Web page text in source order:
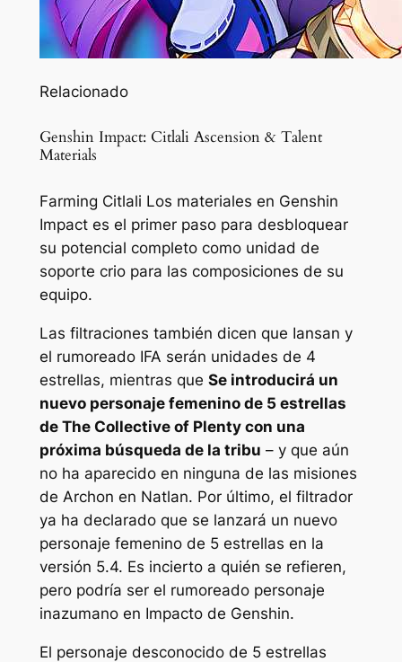
Relacionado
Genshin Impact: Citlali Ascension & Talent
Materials
Farming Citlali Los materiales en Genshin
Impact es el primer paso para desbloquear
su potencial completo como unidad de
soporte crio para las composiciones de su
equipo.
Las filtraciones también dicen que Iansan y
el rumoreado IFA serán unidades de 4
estrellas, mientras que Se introducirá un
nuevo personaje femenino de 5 estrellas
de The Collective of Plenty con una
próxima búsqueda de la tribu – y que aún
no ha aparecido en ninguna de las misiones
de Archon en Natlan. Por último, el filtrador
ya ha declarado que se lanzará un nuevo
personaje femenino de 5 estrellas en la
versión 5.4. Es incierto a quién se refieren,
pero podría ser el rumoreado personaje
inazumano en Impacto de Genshin.
El personaje desconocido de 5 estrellas